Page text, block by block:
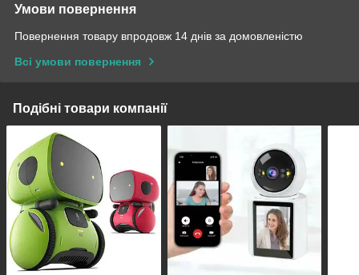
Умови повернення
Повернення товару впродовж 14 днів за домовленістю
Всі умови повернення
Подібні товари компанії